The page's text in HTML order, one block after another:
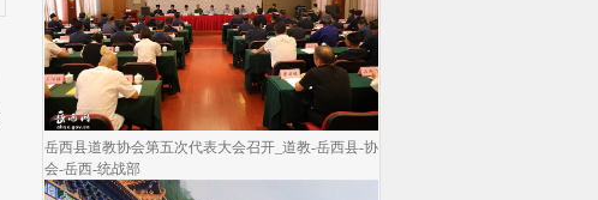
岳西县道教协会第五次代表大会召开_道教-岳西县-协
会-岳西-统战部